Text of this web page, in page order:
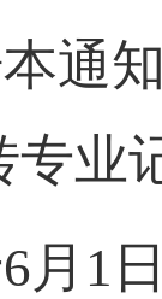
通
专业
月1